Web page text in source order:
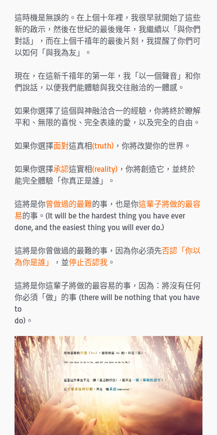
這時機是無誤的。在上個十年裡，我很早就開始了這些
新的啟示，然後在世紀的最後幾年，我繼續以「與你們
對話」，而在上個千禧年的最後片刻，我提醒了你們可
以如何「與我為友」。
現在，在這新千禧年的第一年，我「以一個聲音」和你
們說話，以便我們能體驗與我交往融洽的一體感。
如果你選擇了這個與神融洽合一的經驗，你將終於瞭解
平和、無限的喜悅、完全表達的愛，以及完全的自由。
如果你選擇面對這真相(truth) ，你將改變你的世界。
如果你選擇承認這實相(reality) ，你將創造它，並終於
能完全體驗「你真正是誰」。
這將是你曾做過的最難的事，也是你這輩子將做的最容
易的事。(It will be the hardest thing you have ever
done, and the easiest thing you will ever do.)
這將是你曾做過的最難的事，因為你必須先否認「你以
為你是誰」
，並停止否認我 。
這將是你這輩子將做的最容易的事，因為：將沒有任何
你必須「做」的事 (there will be nothing that you have
to
do)。